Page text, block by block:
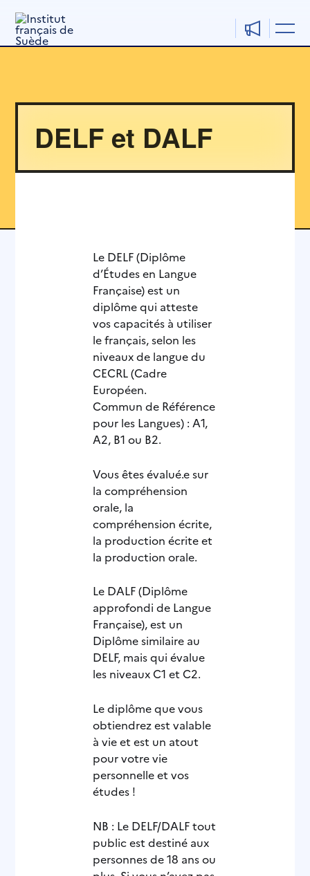
contenu
DELF et DALF
Le DELF (Diplôme
d’Études en Langue
Française) est un
diplôme qui atteste
vos capacités à utiliser
le français, selon les
niveaux de langue du
CECRL (Cadre
Européen.
Commun de Référence
pour les Langues) : A1,
A2, B1 ou B2.
Vous êtes évalué.e sur
la compréhension
orale, la
compréhension écrite,
la production écrite et
la production orale.
Le DALF (Diplôme
approfondi de Langue
Française), est un
Diplôme similaire au
DELF, mais qui évalue
les niveaux C1 et C2.
Le diplôme que vous
obtiendrez est valable
à vie et est un atout
pour votre vie
personnelle et vos
études !
NB : Le DELF/DALF tout
public est destiné aux
personnes de 18 ans ou